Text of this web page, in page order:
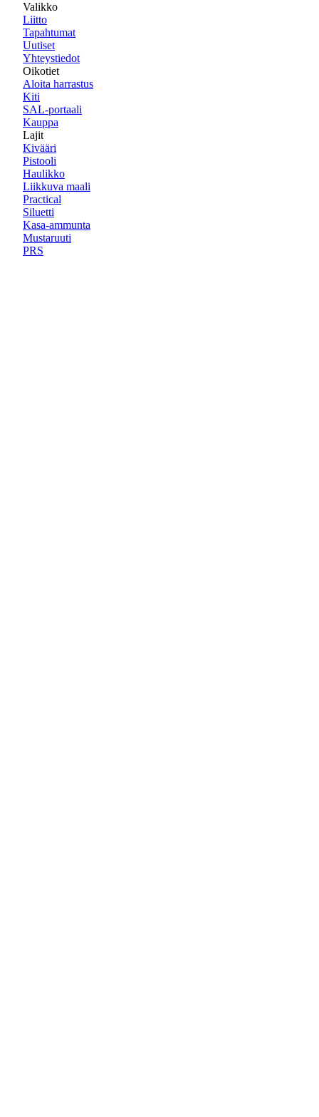
Valikko
Liitto
Tapahtumat
Uutiset
Yhteystiedot
Oikotiet
Aloita harrastus
Kiti
SAL-portaali
Kauppa
Lajit
Kivääri
Pistooli
Haulikko
Liikkuva maali
Practical
Siluetti
Kasa-ammunta
Mustaruuti
PRS